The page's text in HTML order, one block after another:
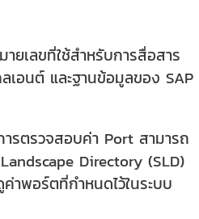
ยเลขที่ใช้สำหรับการสื่อสาร
ลเอนต์ และฐานข้อมูลของ SAP
รตรวจสอบค่า Port สามารถ
Directory (SLD)
าพอร์ตที่กำหนดไว้ในระบบ